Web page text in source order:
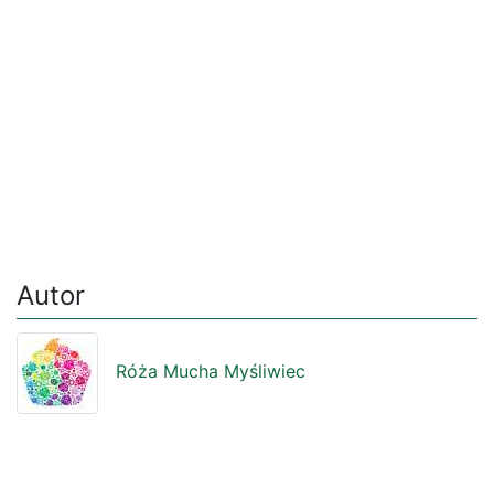
Autor
Róża Mucha Myśliwiec